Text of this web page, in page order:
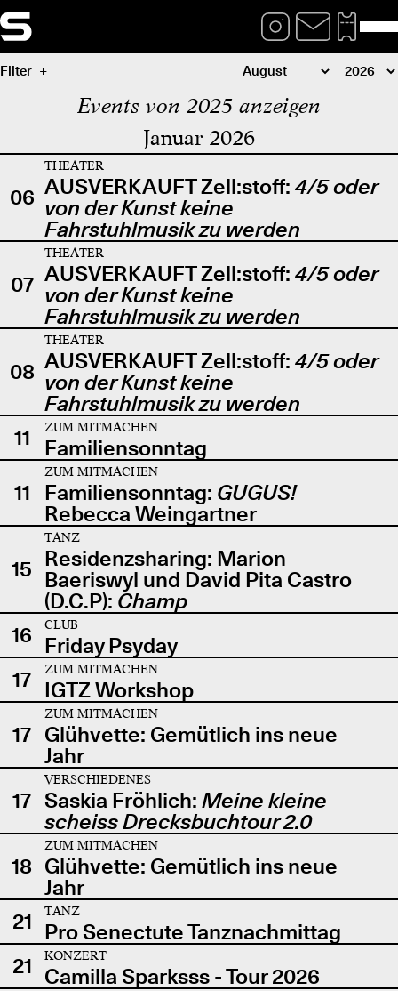
Filter
Events von 2025 anzeigen
Januar 2026
06
THEATER
AUSVERKAUFT Zell:stoff: 4/5 oder
von der Kunst keine
Fahrstuhlmusik zu werden
07
THEATER
AUSVERKAUFT Zell:stoff: 4/5 oder
von der Kunst keine
Fahrstuhlmusik zu werden
08
THEATER
AUSVERKAUFT Zell:stoff: 4/5 oder
von der Kunst keine
Fahrstuhlmusik zu werden
11
ZUM MITMACHEN
Familiensonntag
11
ZUM MITMACHEN
Familiensonntag: GUGUS!
Rebecca Weingartner
15
TANZ
Residenzsharing: Marion
Baeriswyl und David Pita Castro
(D.C.P): Champ
16
CLUB
Friday Psyday
17
ZUM MITMACHEN
IGTZ Workshop
17
ZUM MITMACHEN
Glühvette: Gemütlich ins neue
Jahr
17
VERSCHIEDENES
Saskia Fröhlich: Meine kleine
scheiss Drecksbuchtour 2.0
18
ZUM MITMACHEN
Glühvette: Gemütlich ins neue
Jahr
21
TANZ
Pro Senectute Tanznachmittag
21
KONZERT
Camilla Sparksss - Tour 2026